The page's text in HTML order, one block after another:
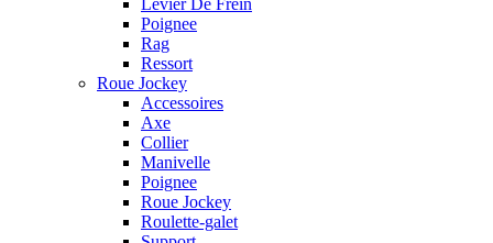
Levier De Frein
Poignee
Rag
Ressort
Roue Jockey
Accessoires
Axe
Collier
Manivelle
Poignee
Roue Jockey
Roulette-galet